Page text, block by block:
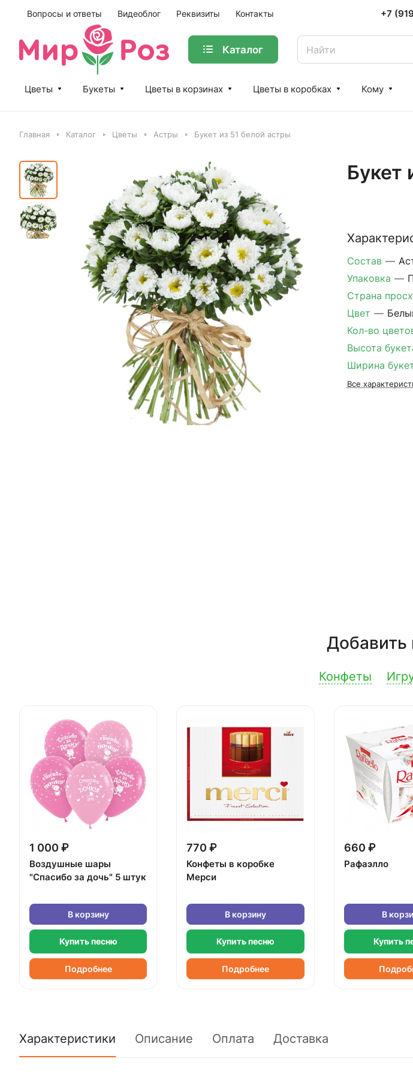
Вопросы и ответы Видеоблог Реквизиты Контакты +7
Каталог
Цветы Букеты Цветы в корзинах Цветы в коробках Кому
Главная Каталог Цветы Астры Букет из 51 белой астры
Букет
Состав —
Упаковка —
Страна
Цвет —
Кол-во
Высота
Ширина
Все
Добавить
Конфеты
1 000 ₽
Воздушные шары
"Спасибо за дочь" 5 штук
В корзину
Купить песню
Подробнее
770 ₽
Конфеты в коробке
Мерси
В корзину
Купить песню
Подробнее
660 ₽
Рафаэлло
В
Купить
Характеристики Описание Оплата Доставка